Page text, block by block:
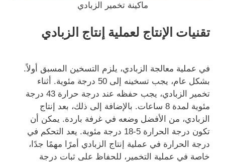
ماكينة تخمير الزبادي
تقنيات الإنتاج لعملية إنتاج الزبادي
في عملية معالجة الزبادي، يلزم التسخين المسبق أولاً.
بشكل عام، يجب تسخينه إلى 50 درجة مئوية. أثناء
تخمير الزبادي، يجب حفظه عند درجة حرارة 43 درجة
مئوية لمدة 8 ساعات. بالإضافة إلى ذلك، بعد إنتاج
الزبادي، من الأفضل وضعه في غرفة باردة. يمكن أن
تكون درجة الحرارة 5-18 درجة مئوية. يعد التحكم في
درجة الحرارة في عملية إنتاج الزبادي أمرًا مهمًا جدًا،
خاصة في عملية التخمير، للحفاظ على ثبات درجة